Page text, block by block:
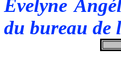
Evelyne
du bureau de